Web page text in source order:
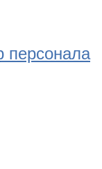
персонала